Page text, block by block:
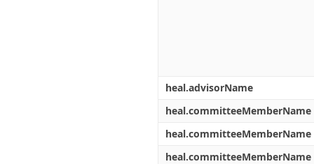
heal.advisorName
heal.committeeMemberName
heal.committeeMemberName
heal.committeeMemberName